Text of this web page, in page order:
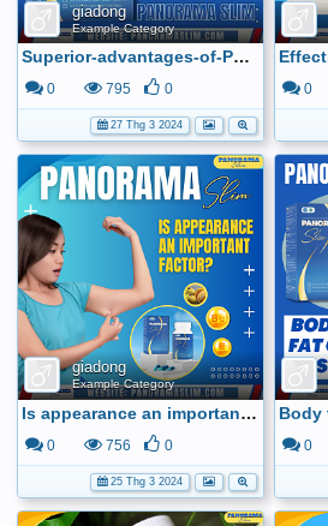
giadong
Example Category
Superior-advantages-of-Panorama-Slim_
0 795 0
27 Thg 3 2024
0
giadong
Example Category
Is appearance an important factor in making it easy for you to achieve a lot of success?
0 756 0
25 Thg 3 2024
0